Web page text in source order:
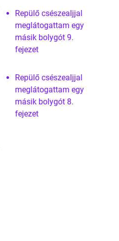
Repülő csészealjjal
meglátogattam egy
másik bolygót 9.
fejezet
Repülő csészealjjal
meglátogattam egy
másik bolygót 8.
fejezet